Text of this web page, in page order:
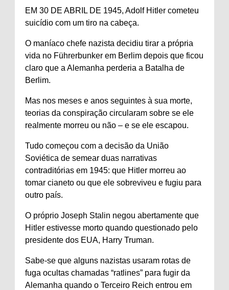
EM 30 DE ABRIL DE 1945, Adolf Hitler cometeu
suicídio com um tiro na cabeça.
O maníaco chefe nazista decidiu tirar a própria
vida no Führerbunker em Berlim depois que ficou
claro que a Alemanha perderia a Batalha de
Berlim.
Mas nos meses e anos seguintes à sua morte,
teorias da conspiração circularam sobre se ele
realmente morreu ou não – e se ele escapou.
Tudo começou com a decisão da União
Soviética de semear duas narrativas
contraditórias em 1945: que Hitler morreu ao
tomar cianeto ou que ele sobreviveu e fugiu para
outro país.
O próprio Joseph Stalin negou abertamente que
Hitler estivesse morto quando questionado pelo
presidente dos EUA, Harry Truman.
Sabe-se que alguns nazistas usaram rotas de
fuga ocultas chamadas “ratlines” para fugir da
Alemanha quando o Terceiro Reich entrou em